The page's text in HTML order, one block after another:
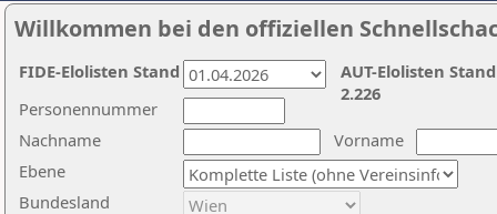
Willkommen bei den offiziellen
Nachname
Vorname
Ebene
Personennummer
Bundesland
AUT-Elolisten
2.226
FIDE-Elolisten Stand